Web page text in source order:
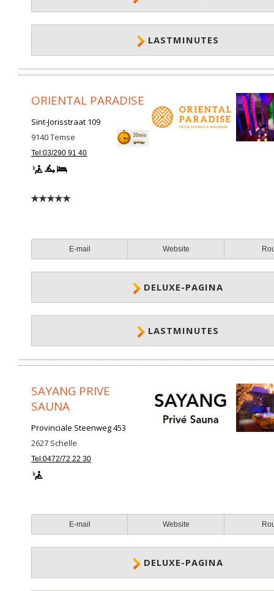
LASTMINUTES
ORIENTAL PARADISE
Sint-Jorisstraat 109
9140Temse
Tel:03/290 91 40
E-mail Website
DELUXE-PAGINA
LASTMINUTES
SAYANG PRIVE
SAUNA
Provinciale Steenweg 453
2627 Schelle
Tel:0472/72 22 30
E-mail Website
DELUXE-PAGINA